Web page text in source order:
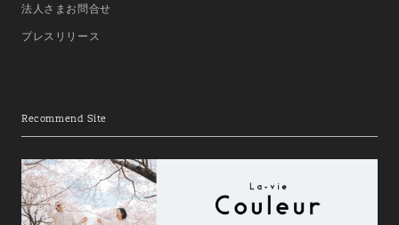
法人さまお問合せ
プレスリリース
Recommend Site